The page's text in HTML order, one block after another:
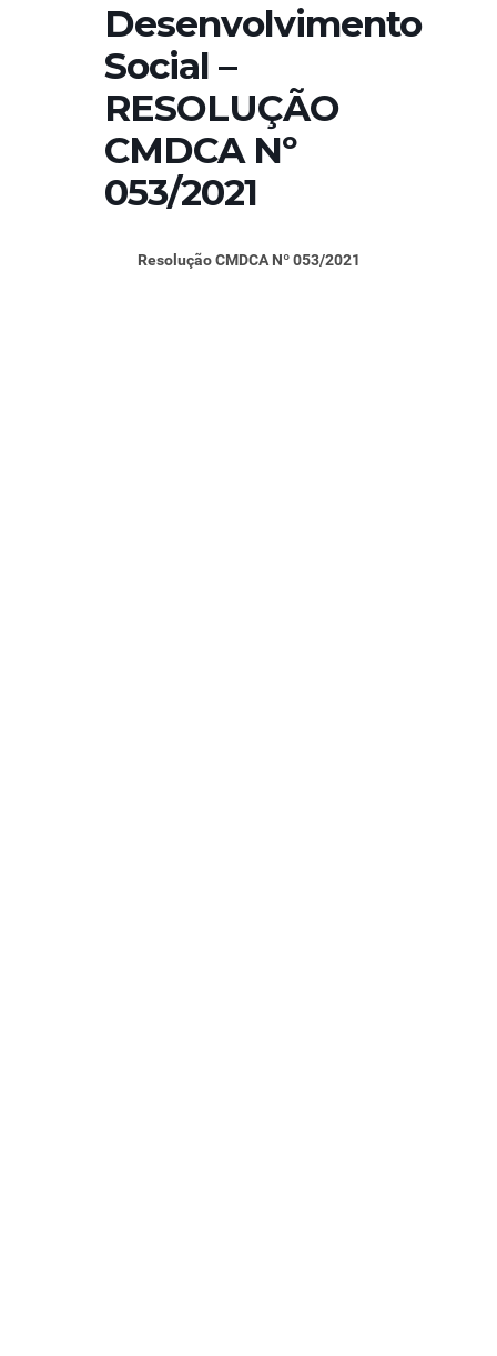
Desenvolvimento
Social –
RESOLUÇÃO
CMDCA Nº
053/2021
Resolução CMDCA Nº 053/2021